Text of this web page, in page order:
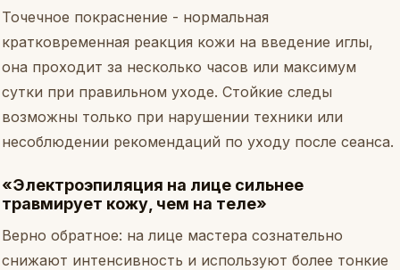
Точечное покраснение - нормальная
кратковременная реакция кожи на введение иглы,
она проходит за несколько часов или максимум
сутки при правильном уходе. Стойкие следы
возможны только при нарушении техники или
несоблюдении рекомендаций по уходу после сеанса.
«Электроэпиляция на лице сильнее
травмирует кожу, чем на теле»
Верно обратное: на лице мастера сознательно
снижают интенсивность и используют более тонкие